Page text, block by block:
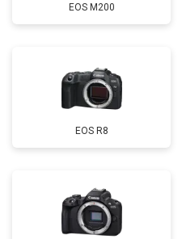
EOS M200
EOS R8